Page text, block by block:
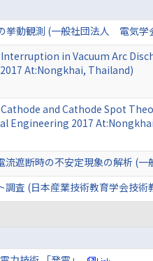
挙動観測 (一般社団法人 電気
in Vacuum Arc
At:Nongkhai, Thailand)
and Cathode Spot
Engineering 2017
遮断時の不安定現象の解析 (
査 (日本産業技術教育学会技術